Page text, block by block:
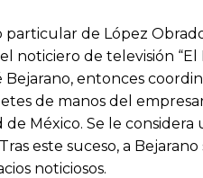
particular de López
noticiero de televisión “El
entonces
de manos del
México. Se le considera
este suceso, a
noticiosos.